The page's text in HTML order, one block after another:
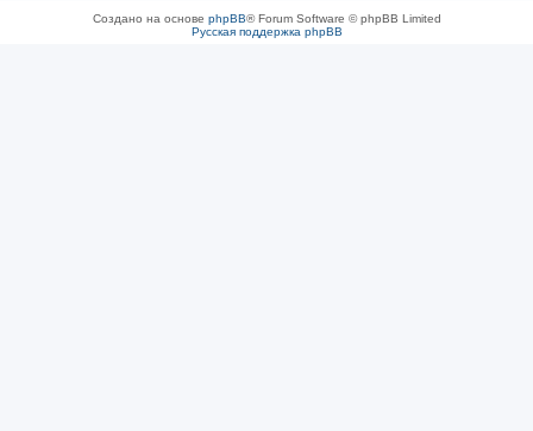
Создано на основе phpBB® Forum Software © phpBB Limited
Русская поддержка phpBB